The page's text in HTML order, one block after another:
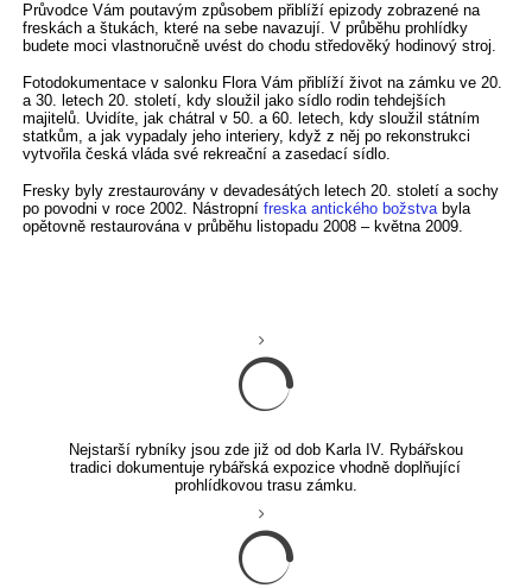
Průvodce Vám poutavým způsobem přiblíží epizody zobrazené na
freskách a štukách, které na sebe navazují. V průběhu prohlídky
budete moci vlastnoručně uvést do chodu středověký hodinový stroj.
Fotodokumentace v salonku Flora Vám přiblíží život na zámku ve 20.
a 30. letech 20. století, kdy sloužil jako sídlo rodin tehdejších
majitelů. Uvidíte, jak chátral v 50. a 60. letech, kdy sloužil státním
statkům, a jak vypadaly jeho interiery, když z něj po rekonstrukci
vytvořila česká vláda své rekreační a zasedací sídlo.
Fresky byly zrestaurovány v devadesátých letech 20. století a sochy
po povodni v roce 2002. Nástropní freska antického božstva byla
opětovně restaurována v průběhu listopadu 2008 – května 2009.
Nejstarší rybníky jsou zde již od dob Karla IV. Rybářskou
tradici dokumentuje rybářská expozice vhodně doplňující
prohlídkovou trasu zámku.